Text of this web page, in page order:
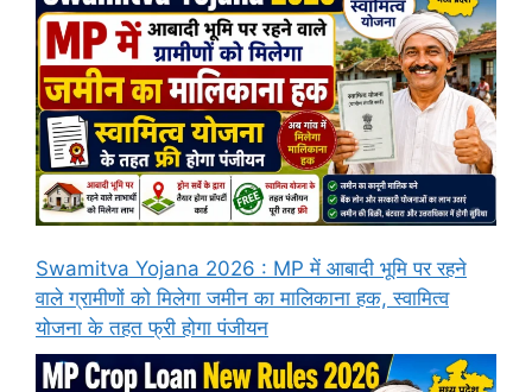
Swamitva Yojana 2026 : MP में आबादी भूमि पर रहने
वाले ग्रामीणों को मिलेगा जमीन का मालिकाना हक, स्वामित्व
योजना के तहत फ्री होगा पंजीयन